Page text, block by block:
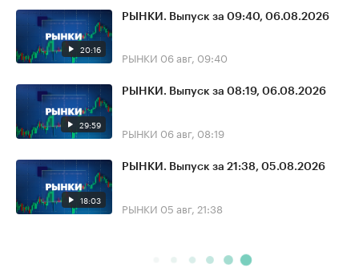
20:16
РЫНКИ. Выпуск за 09:40, 06.08.2026
РЫНКИ 06 авг, 09:40
29:59
РЫНКИ. Выпуск за 08:19, 06.08.2026
РЫНКИ 06 авг, 08:19
18:03
РЫНКИ. Выпуск за 21:38, 05.08.2026
РЫНКИ 05 авг, 21:38